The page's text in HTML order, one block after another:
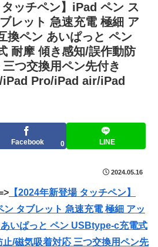
タッチペン】iPad ペン ス
レット 急速充電 極細 ア
換ペン あいぱっと ペン
耐摩 傾き感知/誤作動防
つ交換用ペン先付き
iPad Pro/iPad air/iPad
イト
Facebook 0 LINE
2024.05.16
【2024年新登場 タッチペン】
タブレット 急速充電 極細 アッ
いぱっと ペン USBtype-c充電式
/磁気吸着対応 三つ交換用ペン先